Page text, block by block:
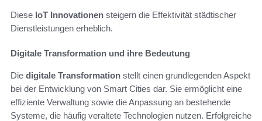
Diese IoT Innovationen steigern die Effektivität städtischer
Dienstleistungen erheblich.
Digitale Transformation und ihre Bedeutung
Die digitale Transformation stellt einen grundlegenden Aspekt
bei der Entwicklung von Smart Cities dar. Sie ermöglicht eine
effiziente Verwaltung sowie die Anpassung an bestehende
Systeme, die häufig veraltete Technologien nutzen. Erfolgreiche